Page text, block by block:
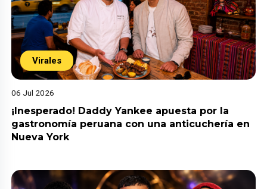
Virales
06 Jul 2026
¡Inesperado! Daddy Yankee apuesta por la
gastronomía peruana con una anticuchería en
Nueva York